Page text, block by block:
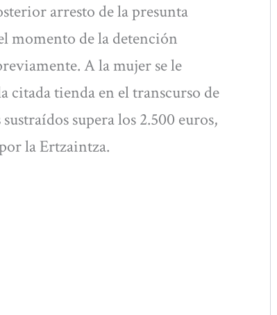
arresto de la presunta
momento de la detención
A la mujer se le
citada tienda en el transcurso de
supera los 2.500 euros,
la Ertzaintza.